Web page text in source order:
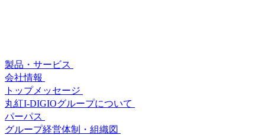
製品・サービス
会社情報
トップメッセージ
丸紅I-DIGIOグループについて
パーパス
グループ経営体制・組織図